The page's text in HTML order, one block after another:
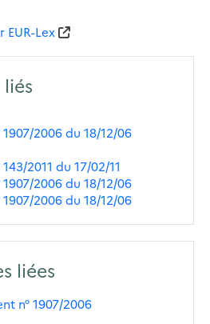
Lex
1907/2006 du 18/12/06
2011 du 17/02/11
1907/2006 du 18/12/06
1907/2006 du 18/12/06
liées
n° 1907/2006